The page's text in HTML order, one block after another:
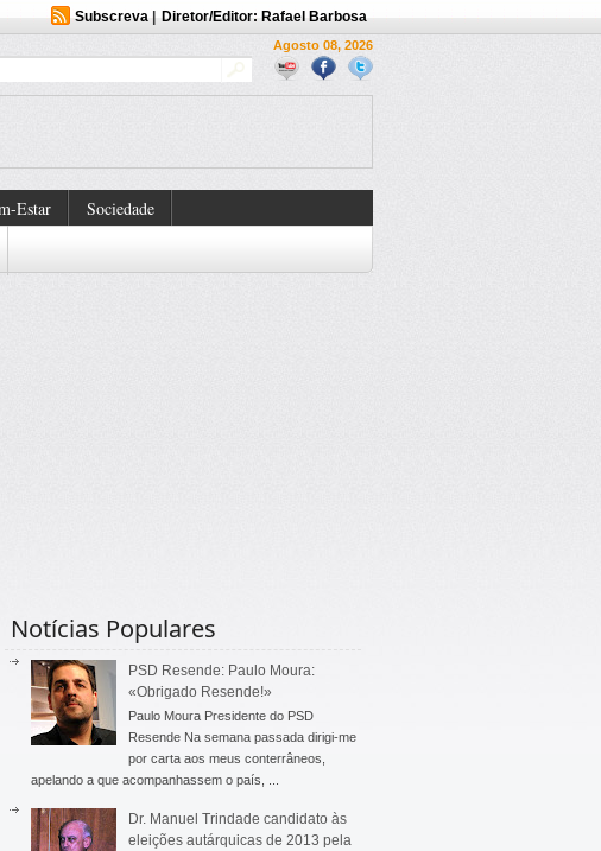
Subscreva| Diretor/Editor: Rafael Barbosa
Agosto 08, 2026
Estar
Sociedade
Notícias Populares
PSD Resende: Paulo Moura:
«Obrigado Resende!»
Paulo Moura Presidente do PSD
Resende Na semana passada dirigi-me
por carta aos meus conterrâneos,
apelando a que acompanhassem o país, ...
Dr. Manuel Trindade candidato às
eleições autárquicas de 2013 pela